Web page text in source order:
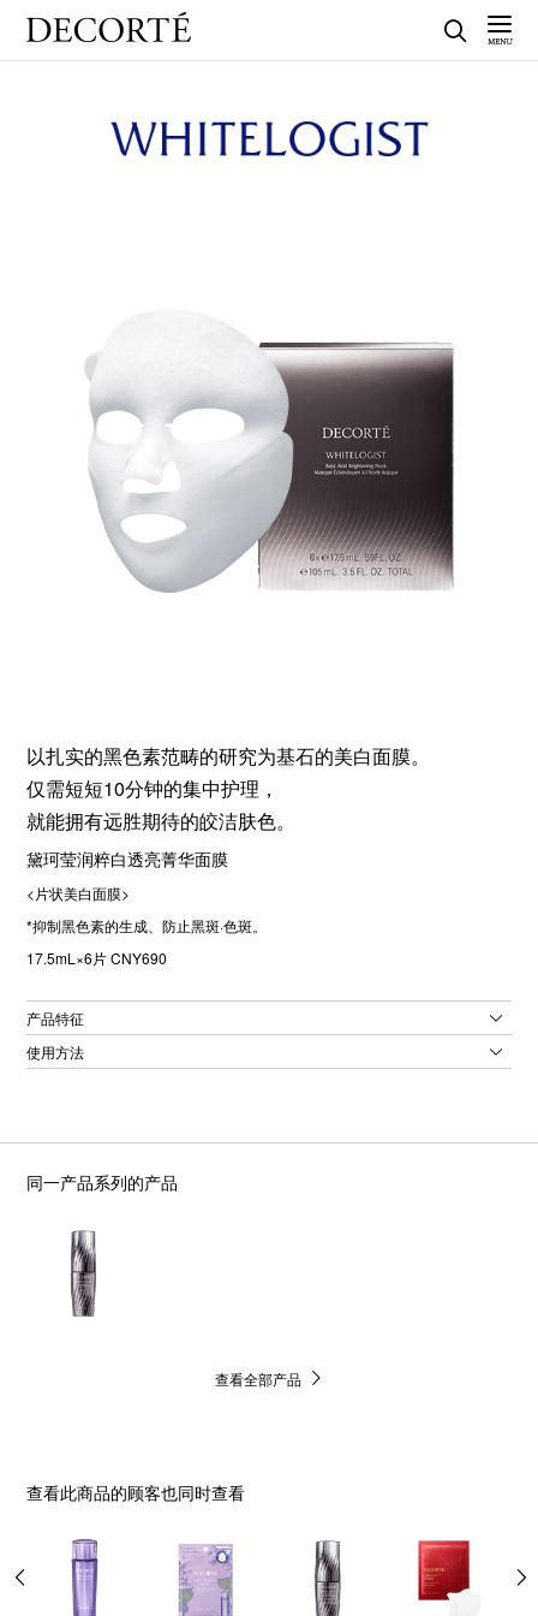
以扎实的黑色素范畴的研究为基石的美白面膜。
仅需短短10分钟的集中护理，
就能拥有远胜期待的皎洁肤色。
黛珂莹润粹白透亮菁华面膜
<片状美白面膜>
*抑制黑色素的生成、防止黑斑·色斑。
17.5mL×6片 CNY690
产品特征
使用方法
同一产品系列的产品
查看全部产品
查看此商品的顾客也同时查看